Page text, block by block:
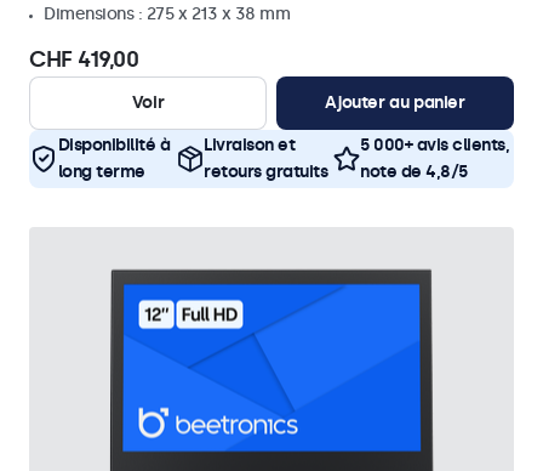
Dimensions : 275 x 213 x 38 mm
CHF 419,00
Voir Ajouter au panier
Disponibilité à
long terme
Livraison et
retours gratuits
5 000+ avis clients,
note de 4,8/5